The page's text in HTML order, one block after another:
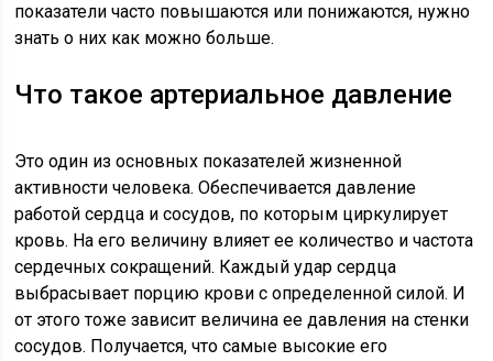
показатели часто повышаются или понижаются, нужно
знать о них как можно больше.
Что такое артериальное давление
Это один из основных показателей жизненной
активности человека. Обеспечивается давление
работой сердца и сосудов, по которым циркулирует
кровь. На его величину влияет ее количество и частота
сердечных сокращений. Каждый удар сердца
выбрасывает порцию крови с определенной силой. И
от этого тоже зависит величина ее давления на стенки
сосудов. Получается, что самые высокие его